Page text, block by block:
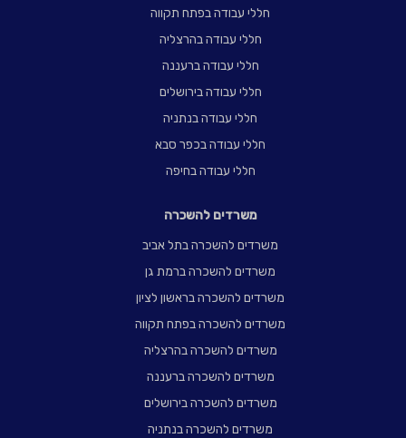
חללי עבודה בפתח תקווה
חללי עבודה בהרצליה
חללי עבודה ברעננה
חללי עבודה בירושלים
חללי עבודה בנתניה
חללי עבודה בכפר סבא
חללי עבודה בחיפה
משרדים להשכרה
משרדים להשכרה בתל אביב
משרדים להשכרה ברמת גן
משרדים להשכרה בראשון לציון
משרדים להשכרה בפתח תקווה
משרדים להשכרה בהרצליה
משרדים להשכרה ברעננה
משרדים להשכרה בירושלים
משרדים להשכרה בנתניה